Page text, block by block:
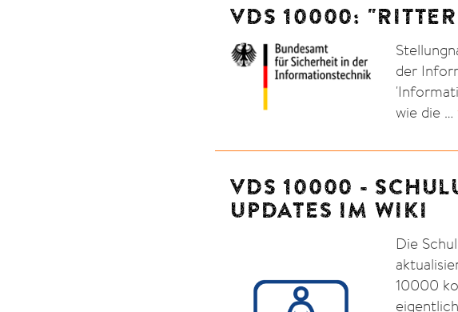
VDS 10000:
der
wie die …
VDS 10000 -
UPDATES IM WIKI
Die
10000